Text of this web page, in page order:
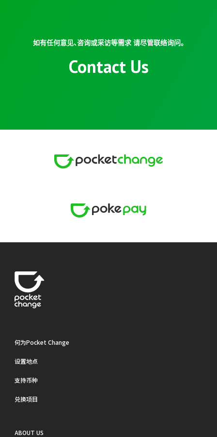
如有任何意见、咨询或采访等需求 请尽管联络询问。
Contact Us
何为Pocket Change
设置地点
支持币种
兑换项目
ABOUT US